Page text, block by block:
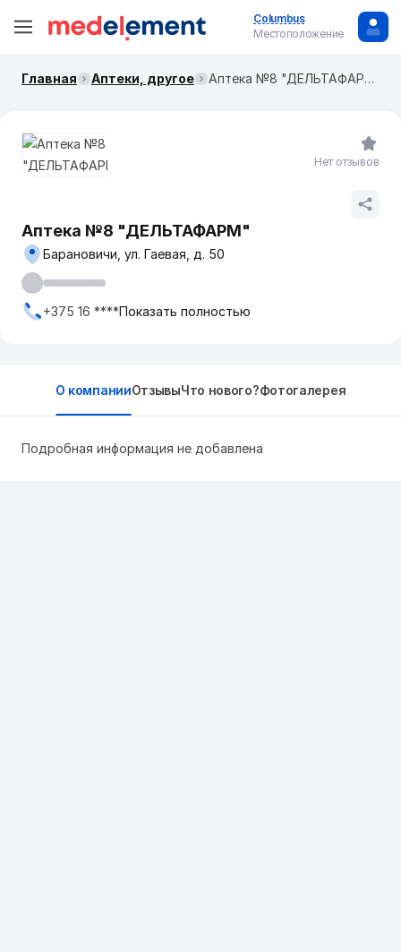
Columbus
Местоположение
Главная Аптеки, другое Аптека №8 "ДЕЛЬТАФАРМ"
Аптека №8 "ДЕЛЬТАФАРМ"
Барановичи, ул. Гаевая, д. 50
+375 16 ****Показать полностью
Нет отзывов
О компанииОтзывыЧто нового?Фотогалерея
Подробная информация не добавлена